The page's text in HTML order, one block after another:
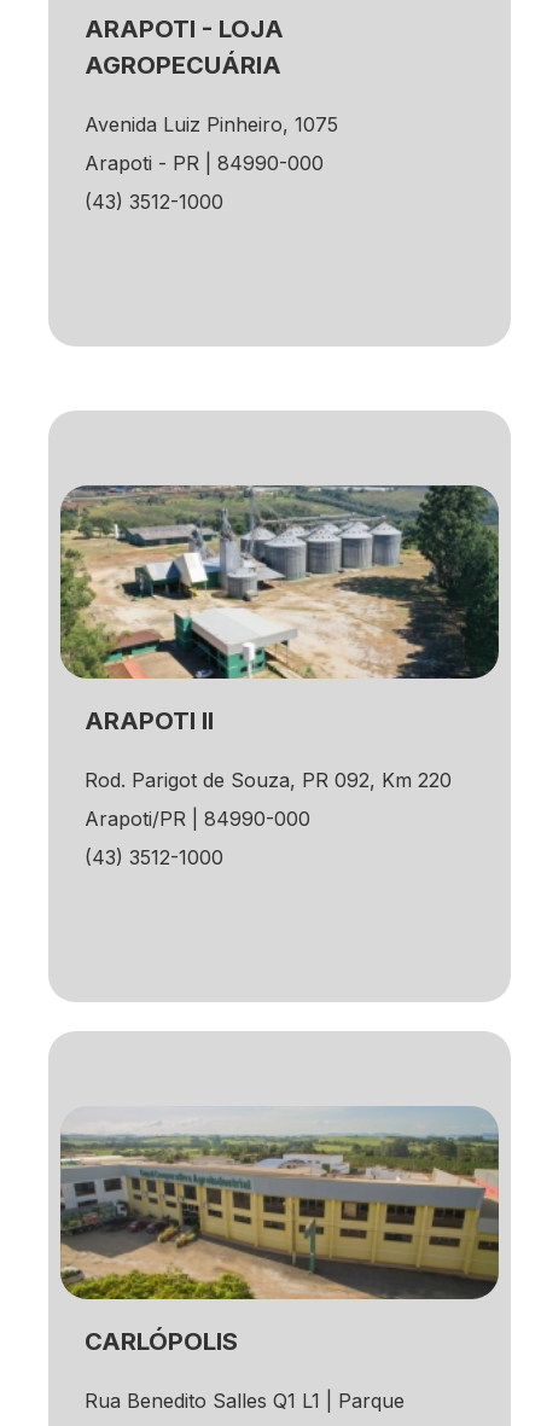
ARAPOTI - LOJA
AGROPECUÁRIA
Avenida Luiz Pinheiro, 1075
Arapoti - PR | 84990-000
(43) 3512-1000
ARAPOTI II
Rod. Parigot de Souza, PR 092, Km 220
Arapoti/PR | 84990-000
(43) 3512-1000
CARLÓPOLIS
Rua Benedito Salles Q1 L1 | Parque